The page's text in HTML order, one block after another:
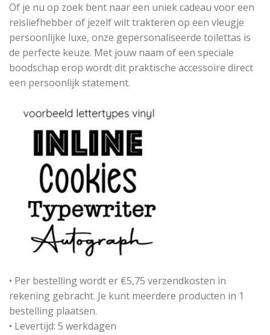
Of je nu op zoek bent naar een uniek cadeau voor een
reisliefhebber of jezelf wilt trakteren op een vleugje
persoonlijke luxe, onze gepersonaliseerde toilettas is
de perfecte keuze. Met jouw naam of een speciale
boodschap erop wordt dit praktische accessoire direct
een persoonlijk statement.
• Per bestelling wordt er €5,75 verzendkosten in
rekening gebracht. Je kunt meerdere producten in 1
bestelling plaatsen.
• Levertijd: 5 werkdagen